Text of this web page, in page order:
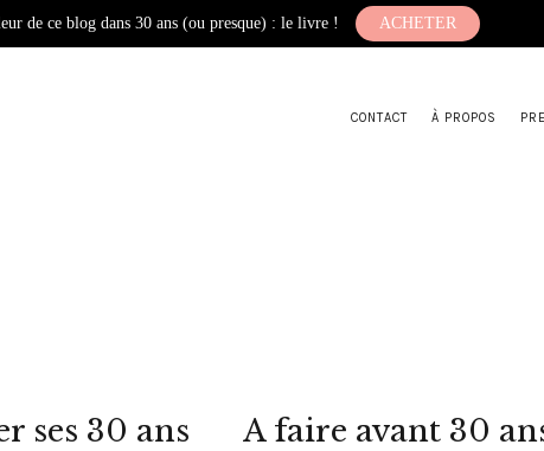
CONTACT À PROPOS
ses 30 ans A faire avant 30
de ce blog dans 30 ans (ou presque) : le livre ! ACHETER